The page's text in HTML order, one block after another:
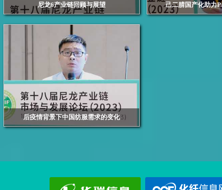
尼龙6产业链回顾与展望
浙江华瑞信息资讯股份有限公司的资深锦纶分析师
李毅
己二腈国产化助力
天辰齐翔新材料有限
后疫情背景下中国纺服需求的变化
浙江华瑞信息资讯股份有限公司资深分析师 倪国苗